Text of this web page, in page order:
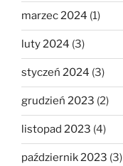
marzec 2024 (1)
luty 2024 (3)
styczeń 2024 (3)
grudzień 2023 (2)
listopad 2023 (4)
październik 2023 (3)